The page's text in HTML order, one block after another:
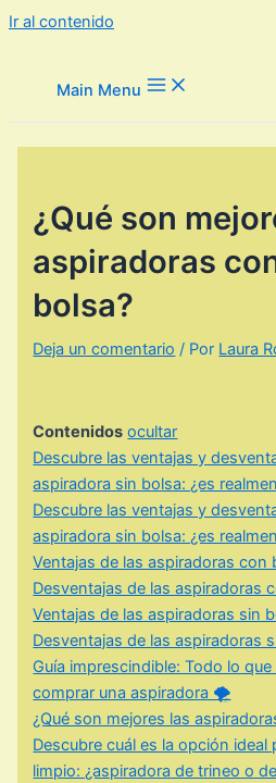
Ir al contenido
Main Menu
¿Qué son
aspiradoras
bolsa?
Deja un comentario / Por Laura
Contenidos ocultar
Descubre las ventajas y
aspiradora sin bolsa: ¿es
Descubre las ventajas y
aspiradora sin bolsa: ¿es
Ventajas de las aspiradoras con
Desventajas de las aspiradoras
Ventajas de las aspiradoras sin
Desventajas de las aspiradoras
Guía imprescindible: Todo lo
comprar una aspiradora 🌪️
¿Qué son mejores las
Descubre cuál es la opción
limpio: ¿aspiradora de trineo o